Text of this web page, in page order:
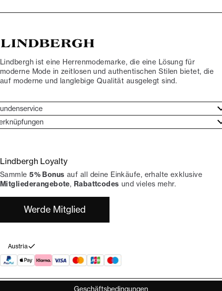
Lindbergh ist eine Herrenmodemarke, die eine Lösung für
moderne Mode in zeitlosen und authentischen Stilen bietet, die
auf moderne und langlebige Qualität ausgelegt sind.
widerrufen
Lindbergh-Botschafter
Lindbergh Loyalty
Sammle5% Bonus auf all deine Einkäufe, erhalte exklusive
Mitgliederangebote, Rabattcodes und vieles mehr.
Werde Mitglied
Austria
Geschäftsbedingungen